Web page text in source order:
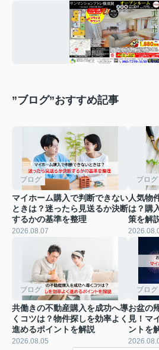
”ブログ”おすすめ記事
ブログ
マイホーム購入で判断できない
ときは？迷ったら見送るか決断
するかの基準を整理
2026.08.07
ブログ
人気物
は？購
策を解
ブログ
共働きの不動産購入を成功へ導
くコツは？物件探しを効率よく
進めるポイントを解説
2026.08.05
ブログ
お盆の
見！マ
ントを